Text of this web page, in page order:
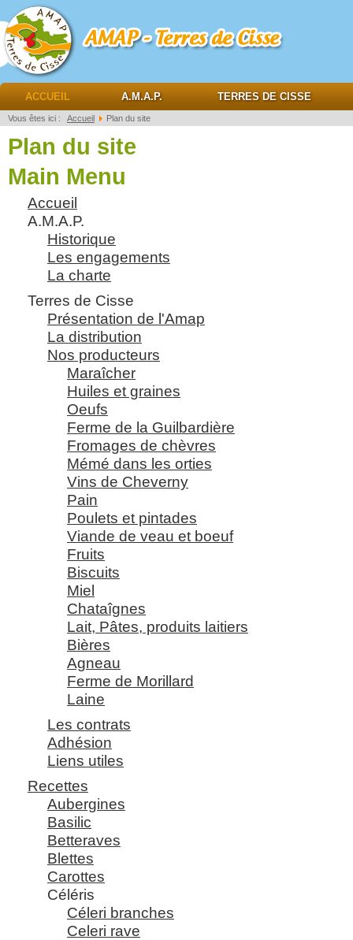
AMAP Terres de cisse
ACCUEIL A.M.A.P. TERRES DE CISSE
Vous êtes ici : Accueil Plan du site
Plan du site
Main Menu
Accueil
A.M.A.P.
Historique
Les engagements
La charte
Terres de Cisse
Présentation de l'Amap
La distribution
Nos producteurs
Maraîcher
Huiles et graines
Oeufs
Ferme de la Guilbardière
Fromages de chèvres
Mémé dans les orties
Vins de Cheverny
Pain
Poulets et pintades
Viande de veau et boeuf
Fruits
Biscuits
Miel
Chataîgnes
Lait, Pâtes, produits laitiers
Bières
Agneau
Ferme de Morillard
Laine
Les contrats
Adhésion
Liens utiles
Recettes
Aubergines
Basilic
Betteraves
Blettes
Carottes
Céléris
Céleri branches
Celeri rave